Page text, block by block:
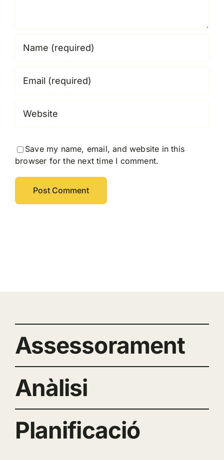
Save my name, email, and website in this
browser for the next time I comment.
Assessorament
Anàlisi
Planificació